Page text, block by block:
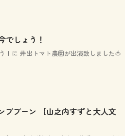
でしょう！
！に 井出トマト農園が出演致しました🍅
ブーン 【山之内すずと大人文